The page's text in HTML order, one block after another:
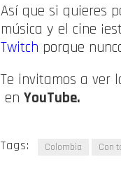
Así que si quieres
música y el cine
Twitch porque
Te invitamos a ver
en YouTube.
Tags: Colombia Con